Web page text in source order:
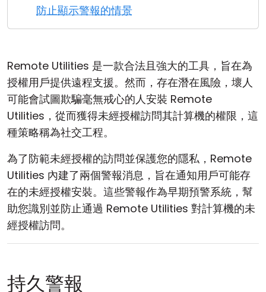
防止顯示警報的情景
Remote Utilities 是一款合法且強大的工具，旨在為
授權用戶提供遠程支援。然而，存在潛在風險，壞人
可能會試圖欺騙毫無戒心的人安裝 Remote
Utilities，從而獲得未經授權訪問其計算機的權限，這
種策略稱為社交工程。
為了防範未經授權的訪問並保護您的隱私，Remote
Utilities 內建了兩個警報消息，旨在通知用戶可能存
在的未經授權安裝。這些警報作為早期預警系統，幫
助您識別並防止通過 Remote Utilities 對計算機的未
經授權訪問。
持久警報